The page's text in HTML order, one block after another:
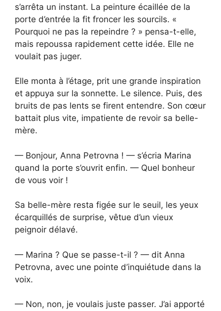
s’arrêta un instant. La peinture écaillée de la
porte d’entrée la fit froncer les sourcils. «
Pourquoi ne pas la repeindre ? » pensa-t-elle,
mais repoussa rapidement cette idée. Elle ne
voulait pas juger.
Elle monta à l’étage, prit une grande inspiration
et appuya sur la sonnette. Le silence. Puis, des
bruits de pas lents se firent entendre. Son cœur
battait plus vite, impatiente de revoir sa belle-
mère.
— Bonjour, Anna Petrovna ! — s’écria Marina
quand la porte s’ouvrit enfin. — Quel bonheur
de vous voir !
Sa belle-mère resta figée sur le seuil, les yeux
écarquillés de surprise, vêtue d’un vieux
peignoir délavé.
— Marina ? Que se passe-t-il ? — dit Anna
Petrovna, avec une pointe d’inquiétude dans la
voix.
— Non, non, je voulais juste passer. J’ai apporté